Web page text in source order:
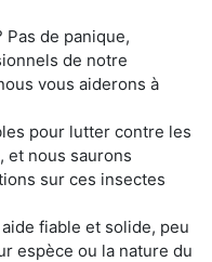
de panique,
de notre
vous aiderons à
pour lutter contre les
et nous saurons
sur ces insectes
fiable et solide, peu
espèce ou la nature du